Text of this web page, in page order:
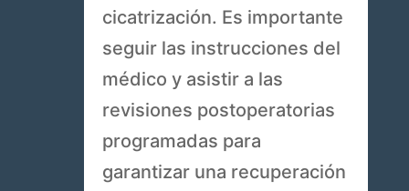
cicatrización. Es importante
seguir las instrucciones del
médico y asistir a las
revisiones postoperatorias
programadas para
garantizar una recuperación